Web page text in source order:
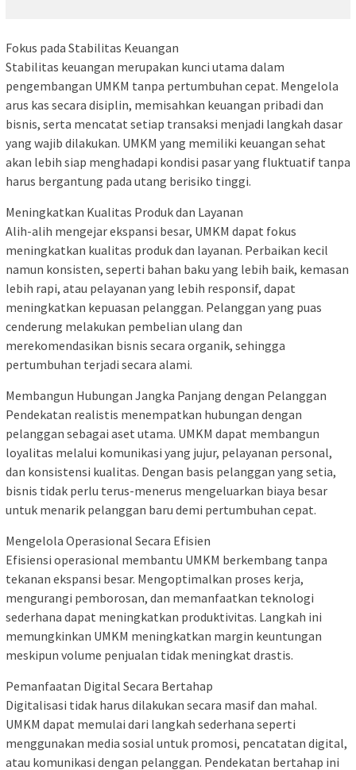
Fokus pada Stabilitas Keuangan
Stabilitas keuangan merupakan kunci utama dalam
pengembangan UMKM tanpa pertumbuhan cepat. Mengelola
arus kas secara disiplin, memisahkan keuangan pribadi dan
bisnis, serta mencatat setiap transaksi menjadi langkah dasar
yang wajib dilakukan. UMKM yang memiliki keuangan sehat
akan lebih siap menghadapi kondisi pasar yang fluktuatif tanpa
harus bergantung pada utang berisiko tinggi.
Meningkatkan Kualitas Produk dan Layanan
Alih-alih mengejar ekspansi besar, UMKM dapat fokus
meningkatkan kualitas produk dan layanan. Perbaikan kecil
namun konsisten, seperti bahan baku yang lebih baik, kemasan
lebih rapi, atau pelayanan yang lebih responsif, dapat
meningkatkan kepuasan pelanggan. Pelanggan yang puas
cenderung melakukan pembelian ulang dan
merekomendasikan bisnis secara organik, sehingga
pertumbuhan terjadi secara alami.
Membangun Hubungan Jangka Panjang dengan Pelanggan
Pendekatan realistis menempatkan hubungan dengan
pelanggan sebagai aset utama. UMKM dapat membangun
loyalitas melalui komunikasi yang jujur, pelayanan personal,
dan konsistensi kualitas. Dengan basis pelanggan yang setia,
bisnis tidak perlu terus-menerus mengeluarkan biaya besar
untuk menarik pelanggan baru demi pertumbuhan cepat.
Mengelola Operasional Secara Efisien
Efisiensi operasional membantu UMKM berkembang tanpa
tekanan ekspansi besar. Mengoptimalkan proses kerja,
mengurangi pemborosan, dan memanfaatkan teknologi
sederhana dapat meningkatkan produktivitas. Langkah ini
memungkinkan UMKM meningkatkan margin keuntungan
meskipun volume penjualan tidak meningkat drastis.
Pemanfaatan Digital Secara Bertahap
Digitalisasi tidak harus dilakukan secara masif dan mahal.
UMKM dapat memulai dari langkah sederhana seperti
menggunakan media sosial untuk promosi, pencatatan digital,
atau komunikasi dengan pelanggan. Pendekatan bertahap ini